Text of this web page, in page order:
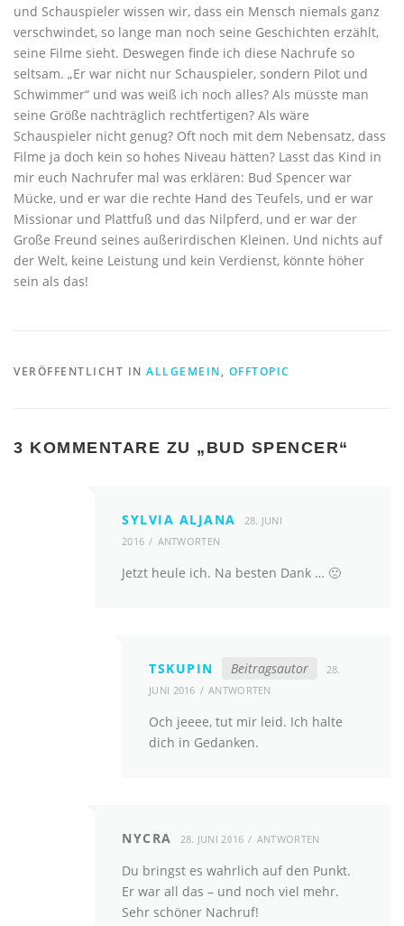
und Schauspieler wissen wir, dass ein Mensch niemals ganz
verschwindet, so lange man noch seine Geschichten erzählt,
seine Filme sieht. Deswegen finde ich diese Nachrufe so
seltsam. „Er war nicht nur Schauspieler, sondern Pilot und
Schwimmer“ und was weiß ich noch alles? Als müsste man
seine Größe nachträglich rechtfertigen? Als wäre
Schauspieler nicht genug? Oft noch mit dem Nebensatz, dass
Filme ja doch kein so hohes Niveau hätten? Lasst das Kind in
mir euch Nachrufer mal was erklären: Bud Spencer war
Mücke, und er war die rechte Hand des Teufels, und er war
Missionar und Plattfuß und das Nilpferd, und er war der
Große Freund seines außerirdischen Kleinen. Und nichts auf
der Welt, keine Leistung und kein Verdienst, könnte höher
sein als das!
VERÖFFENTLICHT IN ALLGEMEIN, OFFTOPIC
3 KOMMENTARE ZU „ BUD SPENCER“
SYLVIA ALJANA
28. JUNI
2016
ANTWORTEN
Jetzt heule ich. Na besten Dank … 🙁
TSKUPIN Beitragsautor
28.
JUNI 2016
ANTWORTEN
Och jeeee, tut mir leid. Ich halte
dich in Gedanken.
NYCRA 28. JUNI 2016 ANTWORTEN
Du bringst es wahrlich auf den Punkt.
Er war all das – und noch viel mehr.
Sehr schöner Nachruf!